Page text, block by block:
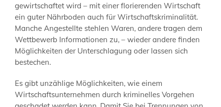
gewirtschaftet wird – mit einer florierenden Wirtschaft
ein guter Nährboden auch für Wirtschaftskriminalität.
Manche Angestellte stehlen Waren, andere tragen dem
Wettbewerb Informationen zu, – wieder andere finden
Möglichkeiten der Unterschlagung oder lassen sich
bestechen.
Es gibt unzählige Möglichkeiten, wie einem
Wirtschaftsunternehmen durch kriminelles Vorgehen